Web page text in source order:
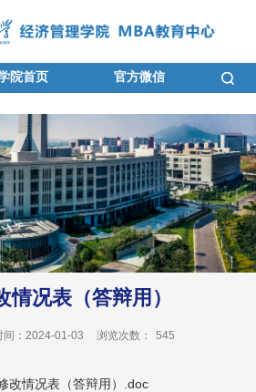
院首页 官方微信
情况表（答辩用）
间：2024-01-03 浏览次数： 545
改情况表（答辩用）.doc